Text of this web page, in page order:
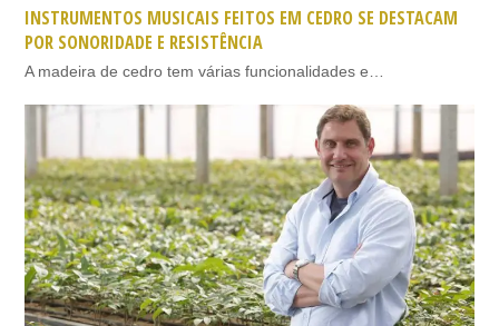
INSTRUMENTOS MUSICAIS FEITOS EM CEDRO SE DESTACAM
POR SONORIDADE E RESISTÊNCIA
A madeira de cedro tem várias funcionalidades e…